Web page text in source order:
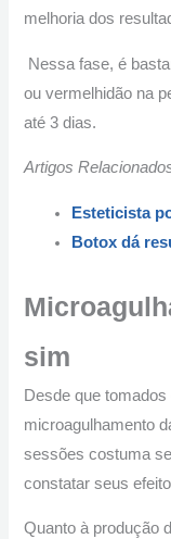
melhoria dos
Nessa fase, é
ou vermelhidão na
até 3 dias.
Artigos
Esteticista
Botox dá
sim
Desde que
microagulhamento
sessões costuma
constatar seus
Quanto à produção